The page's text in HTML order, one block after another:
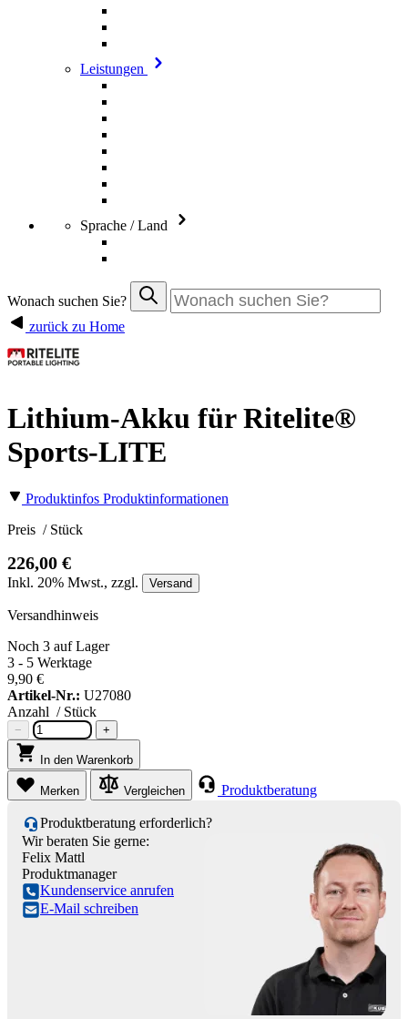
Leistungen
Sprache / Land
Wonach suchen Sie?
zurück zu Home
Lithium-Akku für Ritelite®
Sports-LITE
Produktinfos Produktinformationen
Preis / Stück
226,00 €
Inkl. 20% Mwst., zzgl. Versand
Versandhinweis
Noch 3 auf Lager
3 - 5 Werktage
9,90 €
Artikel-Nr.: U27080
Anzahl / Stück
− +
In den Warenkorb
Merken Vergleichen Produktberatung
Produktberatung erforderlich?
Wir beraten Sie gerne:
Felix Mattl
Produktmanager
Kundenservice anrufen
E-Mail schreiben